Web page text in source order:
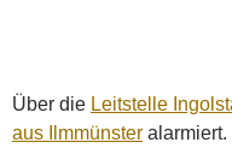
Über die Leitstelle
aus Ilmmünster alarmiert.